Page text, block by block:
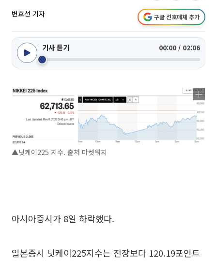
변효선 기자 구글 선호매체 추가
기사 듣기 00:00 / 02:06
▲닛케이225 지수. 출처 마켓워치
아시아증시가 8일 하락했다.
일본증시 닛케이225지수는 전장보다 120.19포인트